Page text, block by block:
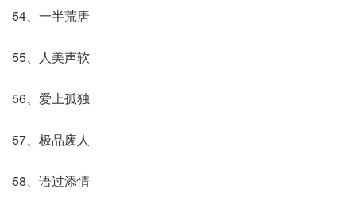
54、一半荒唐
55、人美声软
56、爱上孤独
57、极品废人
58、语过添情